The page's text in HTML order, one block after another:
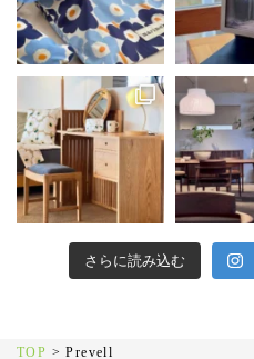
さらに読み込む
TOP >Prevell